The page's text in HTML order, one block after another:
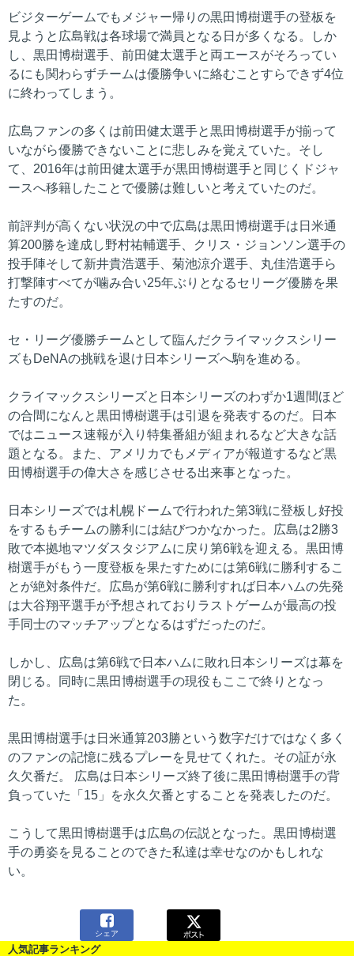
ビジターゲームでもメジャー帰りの黒田博樹選手の登板を
見ようと広島戦は各球場で満員となる日が多くなる。しか
し、黒田博樹選手、前田健太選手と両エースがそろってい
るにも関わらずチームは優勝争いに絡むことすらできず4位
に終わってしまう。
広島ファンの多くは前田健太選手と黒田博樹選手が揃って
いながら優勝できないことに悲しみを覚えていた。そし
て、2016年は前田健太選手が黒田博樹選手と同じくドジャ
ースへ移籍したことで優勝は難しいと考えていたのだ。
前評判が高くない状況の中で広島は黒田博樹選手は日米通
算200勝を達成し野村祐輔選手、クリス・ジョンソン選手の
投手陣そして新井貴浩選手、菊池涼介選手、丸佳浩選手ら
打撃陣すべてが噛み合い25年ぶりとなるセリーグ優勝を果
たすのだ。
セ・リーグ優勝チームとして臨んだクライマックスシリー
ズもDeNAの挑戦を退け日本シリーズへ駒を進める。
クライマックスシリーズと日本シリーズのわずか1週間ほど
の合間になんと黒田博樹選手は引退を発表するのだ。日本
ではニュース速報が入り特集番組が組まれるなど大きな話
題となる。また、アメリカでもメディアが報道するなど黒
田博樹選手の偉大さを感じさせる出来事となった。
日本シリーズでは札幌ドームで行われた第3戦に登板し好投
をするもチームの勝利には結びつかなかった。広島は2勝3
敗で本拠地マツダスタジアムに戻り第6戦を迎える。黒田博
樹選手がもう一度登板を果たすためには第6戦に勝利するこ
とが絶対条件だ。広島が第6戦に勝利すれば日本ハムの先発
は大谷翔平選手が予想されておりラストゲームが最高の投
手同士のマッチアップとなるはずだったのだ。
しかし、広島は第6戦で日本ハムに敗れ日本シリーズは幕を
閉じる。同時に黒田博樹選手の現役もここで終りとなっ
た。
黒田博樹選手は日米通算203勝という数字だけではなく多く
のファンの記憶に残るプレーを見せてくれた。その証が永
久欠番だ。 広島は日本シリーズ終了後に黒田博樹選手の背
負っていた「15」を永久欠番とすることを発表したのだ。
こうして黒田博樹選手は広島の伝説となった。黒田博樹選
手の勇姿を見ることのできた私達は幸せなのかもしれな
い。

シェア
人気記事ランキング